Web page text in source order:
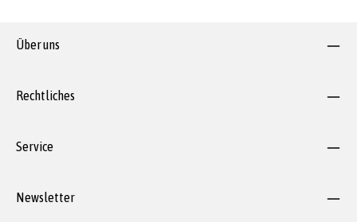
Über uns
Rechtliches
Service
Newsletter